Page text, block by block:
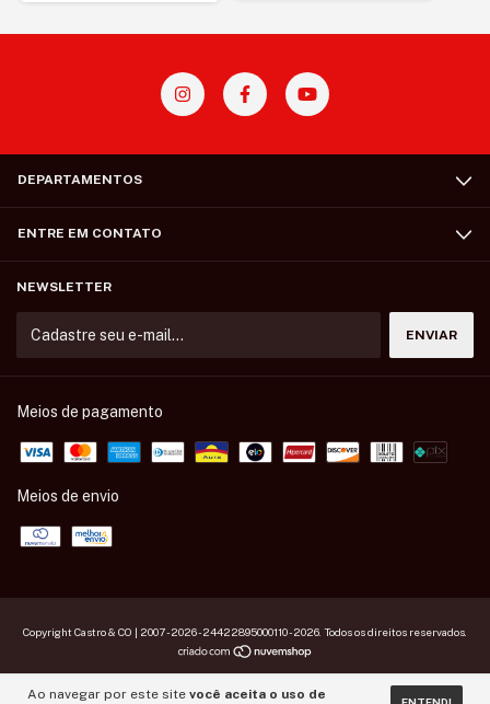
Ao navegar por este site você aceita o uso de
DEPARTAMENTOS
ENTRE EM CONTATO
NEWSLETTER
Meios de pagamento
Meios de envio
Copyright Castro & CO | 2007 - 2026 - 24422895000110 - 2026. Todos os direitos reservados.